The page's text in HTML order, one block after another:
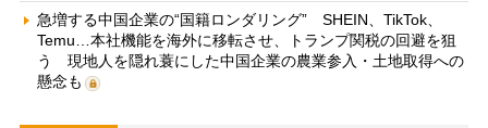
急増する中国企業の“国籍ロンダリング” SHEIN、TikTok、
Temu…本社機能を海外に移転させ、トランプ関税の回避を狙
う 現地人を隠れ蓑にした中国企業の農業参入・土地取得への
懸念も